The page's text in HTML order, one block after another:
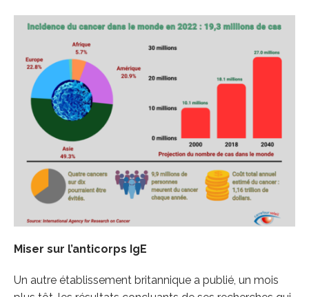
Miser sur l’anticorps IgE
Un autre établissement britannique a publié, un mois